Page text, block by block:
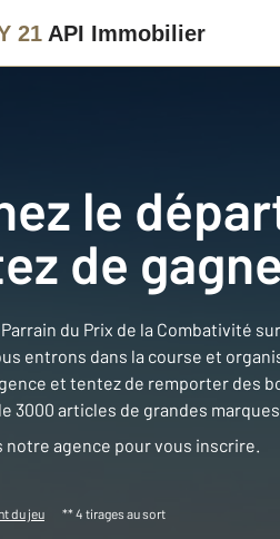
21 API Immobilier
le
de
du Prix de la Combativité
entrons dans la course et
et tentez de remporter des
3000 articles de grandes
notre agence pour vous inscrire.
du jeu ** 4 tirages au sort